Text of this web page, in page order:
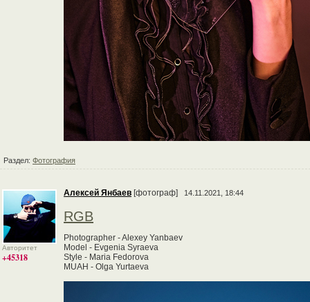
Раздел: Фотография
Авторитет
+45318
Алексей Янбаев [фотограф] 14.11.2021, 18:44
RGB
Photographer - Alexey Yanbaev
Model - Evgenia Syraeva
Style - Maria Fedorova
MUAH - Olga Yurtaeva